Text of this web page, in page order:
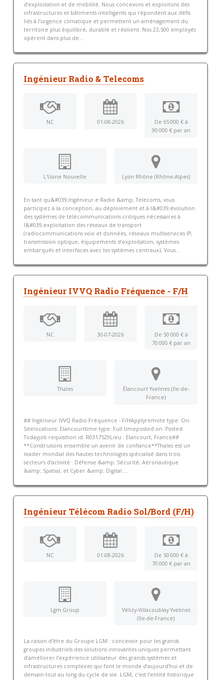
d’exploitation et de mobilité. Nous concevons et exploitons des
infrastructures et bâtiments intelligents qui répondent aux défis
liés à l’urgence climatique et permettent un aménagement du
territoire plus équilibré, durable et résilient. Nos 23,500 employés
opèrent dans plus de...
Ingénieur Radio & Telecoms
NC 01-08-2026
De 65 000 € à
90 000 € par an
L'Usine Nouvelle Lyon Rhône (Rhône-Alpes)
En tant qu&#039;Ingénieur.e Radio &amp; Telecoms, vous
participez à la conception, au déploiement et à l&#039;évolution
des systèmes de télécommunications critiques nécessaires à
l&#039;exploitation des réseaux de transport
(radiocommunications voix et données, réseaux multiservices IP,
transmission optique, équipements d’exploitation, systèmes
embarqués et interfaces avec les systèmes centraux). Vous...
Ingénieur IVVQ Radio Fréquence - F/H
NC 30-07-2026
De 50 000 € à
70 000 € par an
Thales
Élancourt Yvelines (Ile-de-
France)
## Ingénieur IVVQ Radio Fréquence - F/HApplyremote type: On-
Sitelocations: Elancourttime type: Full timeposted on: Posted
Todayjob requisition id: R0317529Lieu : Elancourt, France##
**Construisons ensemble un avenir de confiance**Thales est un
leader mondial des hautes technologies spécialisé dans trois
secteurs d’activité : Défense &amp; Sécurité, Aéronautique
&amp; Spatial, et Cyber &amp; Digital....
Ingénieur Télécom Radio Sol/Bord (F/H)
NC 01-08-2026
De 50 000 € à
70 000 € par an
Lgm Group
Vélizy-Villacoublay Yvelines
(Ile-de-France)
La raison d’être du Groupe LGM : concevoir pour les grands
groupes industriels des solutions innovantes uniques permettant
d’améliorer l’expérience utilisateur des grands systèmes et
infrastructures complexes qui font le monde d’aujourd’hui et de
demain tout au long du cycle de vie. LGM, c’est l’entité historique